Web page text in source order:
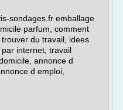
sondages.fr emballage
parfum, comment
du travail, idees
internet, travail
annonce d
d emploi,